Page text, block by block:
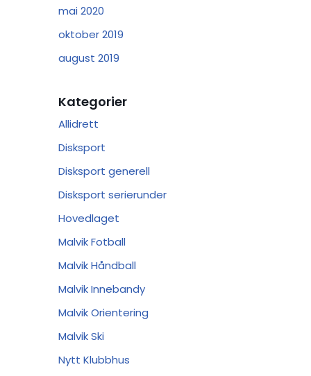
mai 2020
oktober 2019
august 2019
Kategorier
Allidrett
Disksport
Disksport generell
Disksport serierunder
Hovedlaget
Malvik Fotball
Malvik Håndball
Malvik Innebandy
Malvik Orientering
Malvik Ski
Nytt Klubbhus